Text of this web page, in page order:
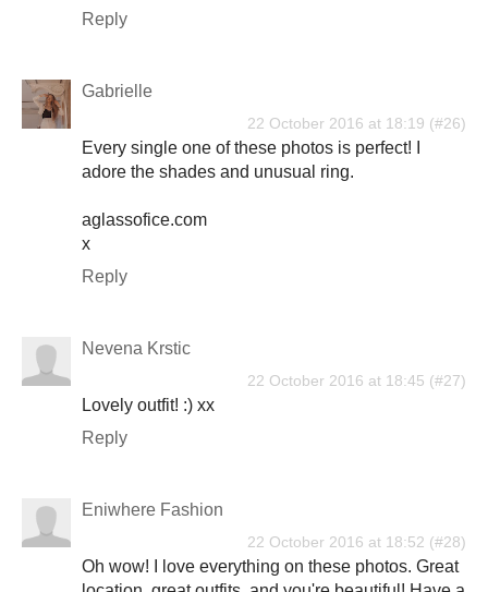
Reply
Gabrielle
22 October 2016 at 18:19
Every single one of these photos is perfect! I
adore the shades and unusual ring.
aglassofice.com
x
Reply
Nevena Krstic
22 October 2016 at 18:45
Lovely outfit! :) xx
Reply
Eniwhere Fashion
22 October 2016 at 18:52
Oh wow! I love everything on these photos. Great